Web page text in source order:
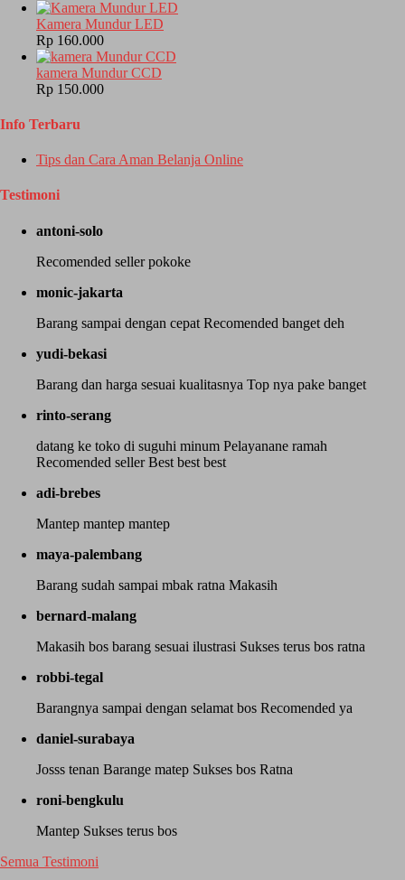
Kamera Mundur LED
Rp 160.000
kamera Mundur CCD
Rp 150.000
Info Terbaru
Tips dan Cara Aman Belanja Online
Testimoni
antoni-solo
Recomended seller pokoke
monic-jakarta
Barang sampai dengan cepat Recomended banget deh
yudi-bekasi
Barang dan harga sesuai kualitasnya Top nya pake banget
rinto-serang
datang ke toko di suguhi minum Pelayanane ramah
Recomended seller Best best best
adi-brebes
Mantep mantep mantep
maya-palembang
Barang sudah sampai mbak ratna Makasih
bernard-malang
Makasih bos barang sesuai ilustrasi Sukses terus bos ratna
robbi-tegal
Barangnya sampai dengan selamat bos Recomended ya
daniel-surabaya
Josss tenan Barange matep Sukses bos Ratna
roni-bengkulu
Mantep Sukses terus bos
Semua Testimoni